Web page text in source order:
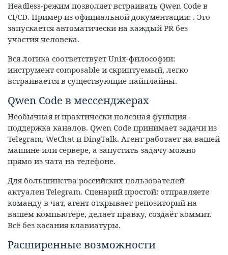
Headless-режим позволяет встраивать Qwen Code в
CI/CD. Пример из официальной документации: . Это
запускается автоматически на каждый PR без
участия человека.
Вся логика соответствует Unix-философии:
инструмент composable и скриптуемый, легко
встраивается в существующие пайплайны.
Qwen Code в мессенджерах
Необычная и практически полезная функция -
поддержка каналов. Qwen Code принимает задачи из
Telegram, WeChat и DingTalk. Агент работает на вашей
машине или сервере, а запустить задачу можно
прямо из чата на телефоне.
Для большинства российских пользователей
актуален Telegram. Сценарий простой: отправляете
команду в чат, агент открывает репозиторий на
вашем компьютере, делает правку, создаёт коммит.
Всё без касания клавиатуры.
Расширенные возможности